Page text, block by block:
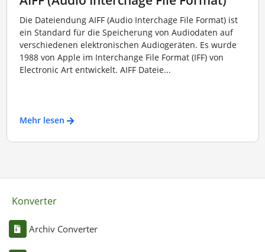
Die Dateiendung AIFF (Audio Interchage File Format) ist
ein Standard für die Speicherung von Audiodaten auf
verschiedenen elektronischen Audiogeräten. Es wurde
1988 von Apple im Interchange File Format (IFF) von
Electronic Art entwickelt. AIFF Dateie...
Mehr lesen
Konverter
Archiv Converter